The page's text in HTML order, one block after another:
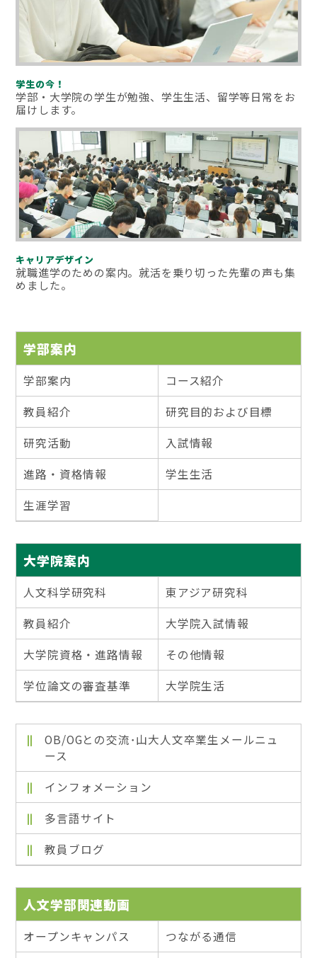
学生の今！
学部・大学院の学生が勉強、学生生活、留学等日常をお
届けします。
キャリアデザイン
就職進学のための案内。就活を乗り切った先輩の声も集
めました。
学部案内
学部案内
コース紹介
教員紹介
研究目的および目標
研究活動
入試情報
進路・資格情報
学生生活
生涯学習
大学院案内
人文科学研究科
東アジア研究科
教員紹介
大学院入試情報
大学院資格・進路情報
その他情報
学位論文の審査基準
大学院生活
OB/OGとの交流･山大人文卒業生メールニュ
ース
インフォメーション
多言語サイト
教員ブログ
人文学部関連動画
オープンキャンパス
つながる通信